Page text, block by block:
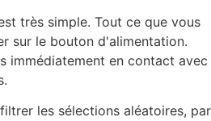
très simple. Tout ce que vous
sur le bouton d'alimentation.
immédiatement en contact avec
les sélections aléatoires, par